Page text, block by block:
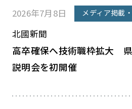
2026年7月8日 メディア掲載
北國新聞
高卒確保へ技術職枠拡大
説明会を初開催